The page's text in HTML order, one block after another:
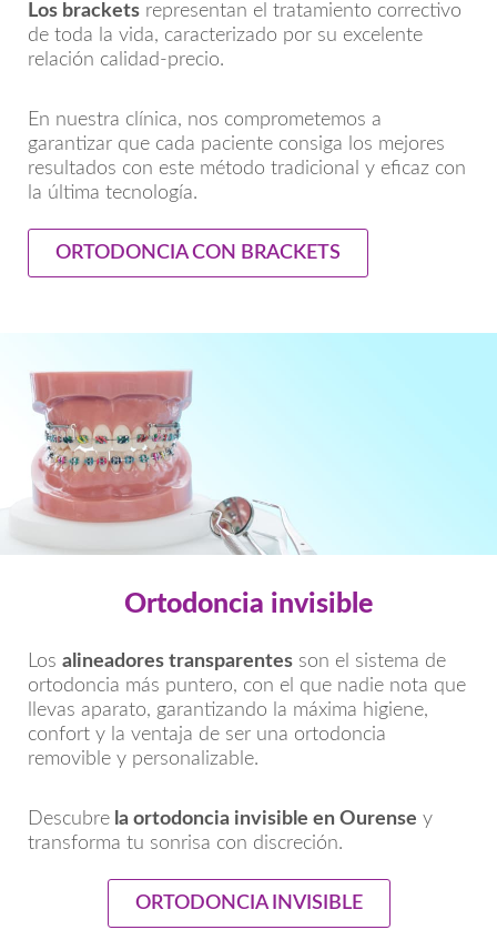
Los brackets representan el tratamiento correctivo
de toda la vida, caracterizado por su excelente
relación calidad-precio.
En nuestra clínica, nos comprometemos a
garantizar que cada paciente consiga los mejores
resultados con este método tradicional y eficaz con
la última tecnología.
ORTODONCIA CON BRACKETS
Ortodoncia invisible
Los alineadores transparentes son el sistema de
ortodoncia más puntero, con el que nadie nota que
llevas aparato, garantizando la máxima higiene,
confort y la ventaja de ser una ortodoncia
removible y personalizable.
Descubre la ortodoncia invisible en Ourense y
transforma tu sonrisa con discreción.
ORTODONCIA INVISIBLE